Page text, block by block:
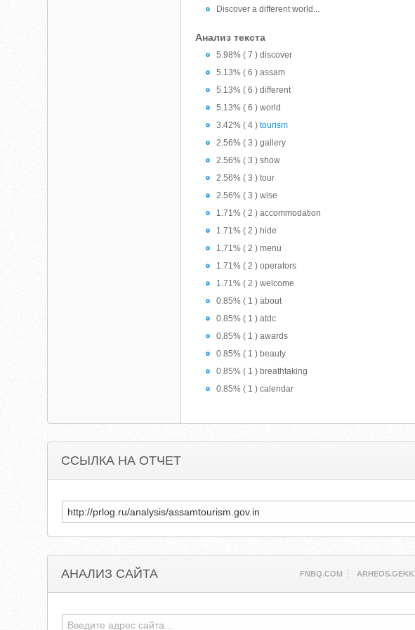
Discover a different world...
Анализ текста
5.98% ( 7 ) discover
5.13% ( 6 ) assam
5.13% ( 6 ) different
5.13% ( 6 ) world
3.42% ( 4 )tourism
2.56% ( 3 ) gallery
2.56% ( 3 ) show
2.56% ( 3 ) tour
2.56% ( 3 ) wise
1.71% ( 2 ) accommodation
1.71% ( 2 ) hide
1.71% ( 2 ) menu
1.71% ( 2 ) operators
1.71% ( 2 ) welcome
0.85% ( 1 ) about
0.85% ( 1 ) atdc
0.85% ( 1 ) awards
0.85% ( 1 ) beauty
0.85% ( 1 ) breathtaking
0.85% ( 1 ) calendar
ССЫЛКА НА ОТЧЕТ
АНАЛИЗ САЙТА FNBQ.COM